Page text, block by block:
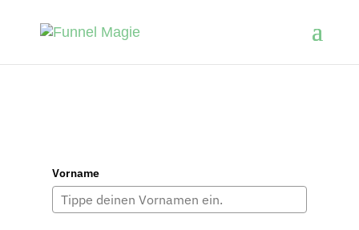
Vorname